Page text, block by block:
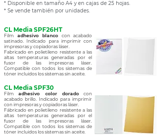
* Disponible en tamaño A4 y en cajas de 25 hojas.
* Se vende también por unidades.
CL Media SPF26HT
Film adhesivo blanco con acabado
satinado. Indicado para imprimir con
impresoras y copiadoras láser.
Fabricado en polietileno resistente a las
altas temperaturas generadas por el
fusor de las impresoras láser.
Compatible con todos los sistemas de
tóner incluidos los sistemas sin aceite.
CL Media SPF30
Filmadhesivo color doradocon
acabado brillo. Indicado para imprimir
con impresoras y copiadoras láser.
Fábricado en polietileno resistente a las
altas temperaturas generadas por el
fusor de las impresoras láser.
Compatible con todos los sistemas de
tóner incluidos los sistemas sin aceite.